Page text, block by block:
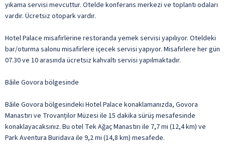
yıkama servisi mevcuttur. Otelde konferans merkezi ve toplantı odaları
vardır. Ücretsiz otopark vardır.
Hotel Palace misafirlerine restoranda yemek servisi yapılıyor. Oteldeki
bar/oturma salonu misafirlere içecek servisi yapıyor. Misafirlere her gün
07.30 ve 10 arasında ücretsiz kahvaltı servisi yapılmaktadır.
Băile Govora bölgesinde
Băile Govora bölgesindeki Hotel Palace konaklamanızda, Govora
Manastırı ve Trovanților Müzesi ile 15 dakika sürüş mesafesinde
konaklayacaksınız. Bu otel Tek Ağaç Manastırı ile 7,7 mi (12,4 km) ve
Park Aventura Buridava ile 9,2 mi (14,8 km) mesafede.